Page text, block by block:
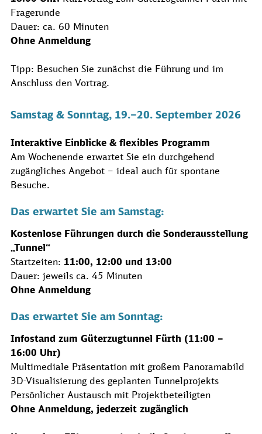
Fragerunde
Dauer: ca. 60 Minuten
Ohne Anmeldung
Tipp: Besuchen Sie zunächst die Führung und im
Anschluss den Vortrag.
Samstag & Sonntag, 19.–20. September 2026
Interaktive Einblicke & flexibles Programm
Am Wochenende erwartet Sie ein durchgehend
zugängliches Angebot – ideal auch für spontane
Besuche.
Das erwartet Sie am Samstag:
Kostenlose Führungen durch die Sonderausstellung
„Tunnel“
Startzeiten: 11:00, 12:00 und 13:00
Dauer: jeweils ca. 45 Minuten
Ohne Anmeldung
Das erwartet Sie am Sonntag:
Infostand zum Güterzugtunnel Fürth (11:00 –
16:00 Uhr)
Multimediale Präsentation mit großem Panoramabild
3D-Visualisierung des geplanten Tunnelprojekts
Persönlicher Austausch mit Projektbeteiligten
Ohne Anmeldung, jederzeit zugänglich